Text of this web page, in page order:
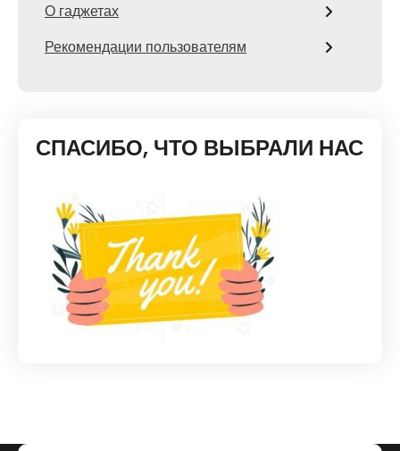
О гаджетах
Рекомендации пользователям
СПАСИБО, ЧТО ВЫБРАЛИ НАС